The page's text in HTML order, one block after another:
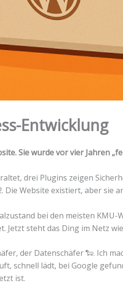
Entwicklung
Sie wurde vor vier Jahren
drei Plugins zeigen
Die Website existiert, aber sie
bei den meisten
Jetzt steht das Ding im Netz
der Datenschäfer 🐑. Ich
schnell lädt, bei Google
ist.